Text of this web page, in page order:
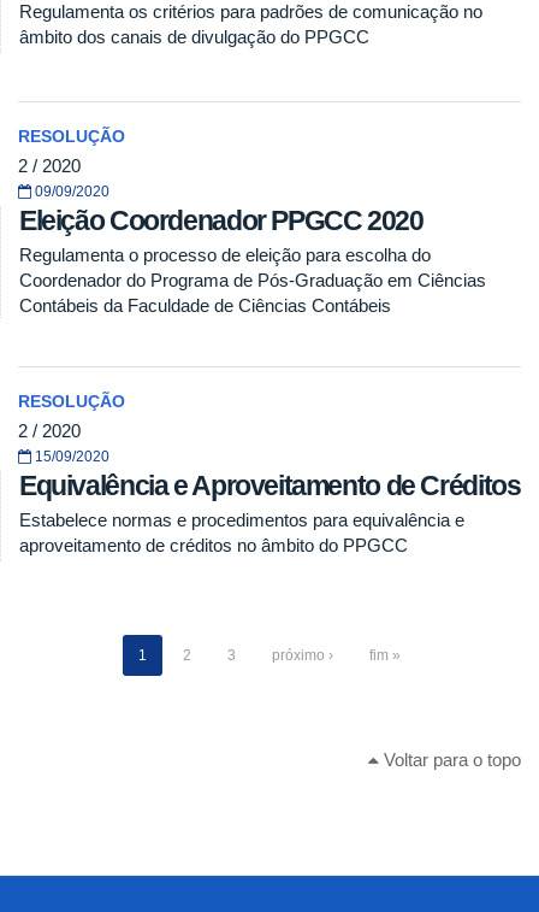
Regulamenta os critérios para padrões de comunicação no
âmbito dos canais de divulgação do PPGCC
RESOLUÇÃO
2 / 2020
09/09/2020
Eleição Coordenador PPGCC 2020
Regulamenta o processo de eleição para escolha do
Coordenador do Programa de Pós-Graduação em Ciências
Contábeis da Faculdade de Ciências Contábeis
RESOLUÇÃO
2 / 2020
15/09/2020
Equivalência e Aproveitamento de Créditos
Estabelece normas e procedimentos para equivalência e
aproveitamento de créditos no âmbito do PPGCC
1 2 3 próximo › fim »
Voltar para o topo